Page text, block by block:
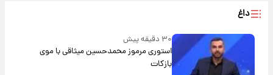
داغ
۳۰ دقیقه پیش
استوری مرموز محمدحسین میثاقی با موی
بازکات